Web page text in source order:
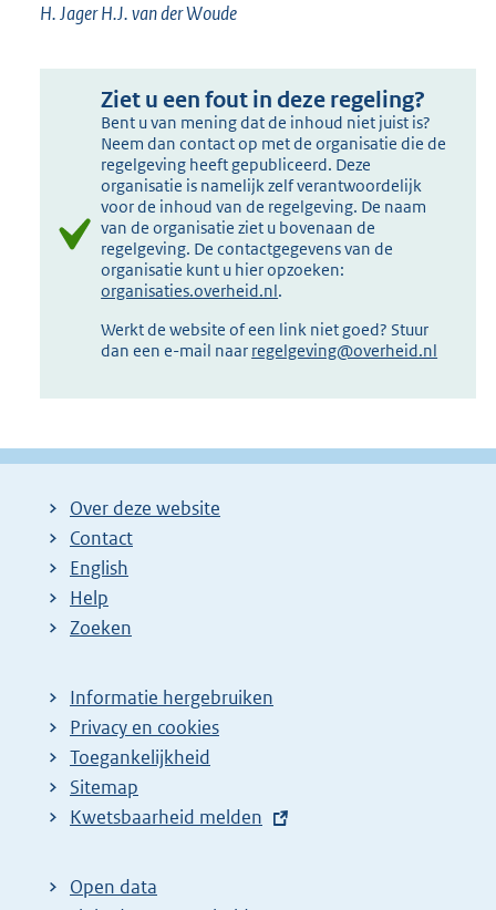
H. Jager H.J. van der Woude
Ziet u een fout in deze regeling?
Bent u van mening dat de inhoud niet juist is?
Neem dan contact op met de organisatie die de
regelgeving heeft gepubliceerd. Deze
organisatie is namelijk zelf verantwoordelijk
voor de inhoud van de regelgeving. De naam
van de organisatie ziet u bovenaan de
regelgeving. De contactgegevens van de
organisatie kunt u hier opzoeken:
organisaties.overheid.nl.
Werkt de website of een link niet goed? Stuur
dan een e-mail naar regelgeving@overheid.nl
Over deze website
Contact
English
Help
Zoeken
Informatie hergebruiken
Privacy en cookies
Toegankelijkheid
Sitemap
E
t
Kwetsbaarheid melden
Open data